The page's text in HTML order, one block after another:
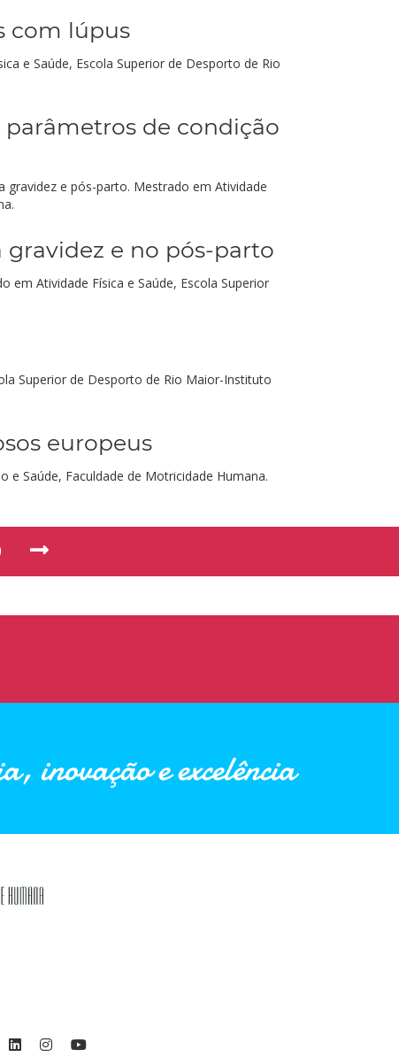
com lúpus
e Saúde, Escola Superior de Desporto de Rio
de condição
gravidez e pós-parto. Mestrado em Atividade
e no pós-parto
Atividade Física e Saúde, Escola Superior
Superior de Desporto de Rio Maior-Instituto
europeus
e Saúde, Faculdade de Motricidade Humana.
inovação e excelência